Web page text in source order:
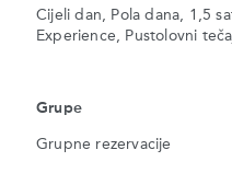
Cijeli dan, Pola dana, 1,5
Experience, Pustolovni
Grupe
Grupne rezervacije